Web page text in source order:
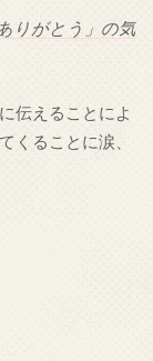
りがとう」の気
伝えることによ
くることに涙、